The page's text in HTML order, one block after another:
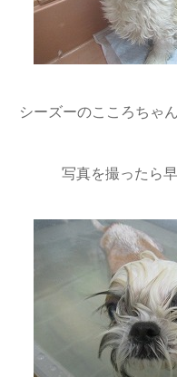
シーズーのこころちゃ
写真を撮ったら